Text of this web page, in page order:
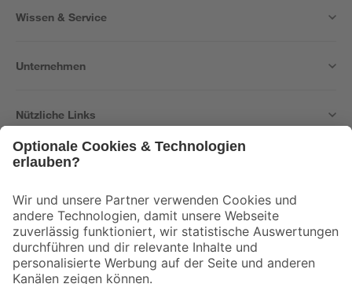
Wissen & Service
Unternehmen
Nützliche Links
Der toom Newsletter: Keine Angebote und Aktionen mehr verpassen!
Zur Newsletter Anmeldung